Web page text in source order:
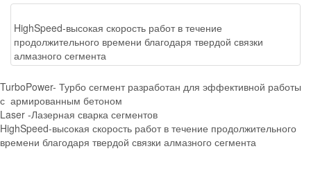
HighSpeed-высокая скорость работ в течение
продолжительного времени благодаря твердой связки
алмазного сегмента
TurboPower- Турбо сегмент разработан для эффективной работы
с армированным бетоном
Laser -Лазерная сварка сегментов
HighSpeed-высокая скорость работ в течение продолжительного
времени благодаря твердой связки алмазного сегмента